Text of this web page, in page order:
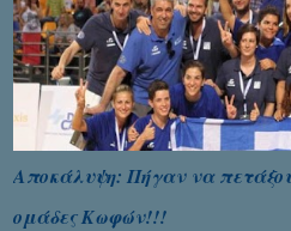
Αποκάλυψη: Πήγαν να
ομάδες Κωφών!!!